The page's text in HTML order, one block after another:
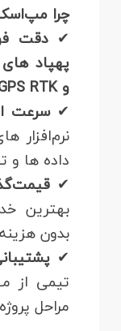
چرا
✔دقت
پهپاد
و GPS RTK
✔سرعت
نرم‌افزار
داده‌ ها و
✔
بهترین
بدون
✔
تیمی از
مراحل